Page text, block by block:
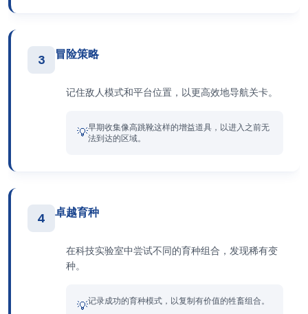
3 冒险策略
记住敌人模式和平台位置，以更高效地导航关卡。
💡早期收集像高跳靴这样的增益道具，以进入之前无
法到达的区域。
4 卓越育种
在科技实验室中尝试不同的育种组合，发现稀有变
种。
💡记录成功的育种模式，以复制有价值的牲畜组合。